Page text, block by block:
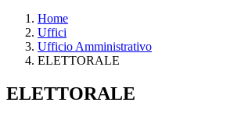
Home
Uffici
Ufficio Amministrativo
ELETTORALE
ELETTORALE